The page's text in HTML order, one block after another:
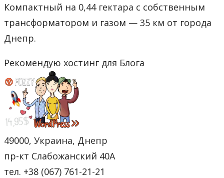
Компактный на 0,44 гектара с собственным
трансформатором и газом — 35 км от города
Днепр.
Рекомендую хостинг для Блога
49000, Украина, Днепр
пр-кт Слабожанский 40А
тел. +38 (067) 761-21-21